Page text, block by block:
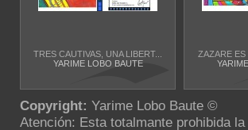
TRES CAUTIVAS, UNA LIBERT...
YARIME LOBO BAUTE
ZAZARE ES
Copyright: Yarime Lobo Baute ©
Atención: Esta totalmante prohibida